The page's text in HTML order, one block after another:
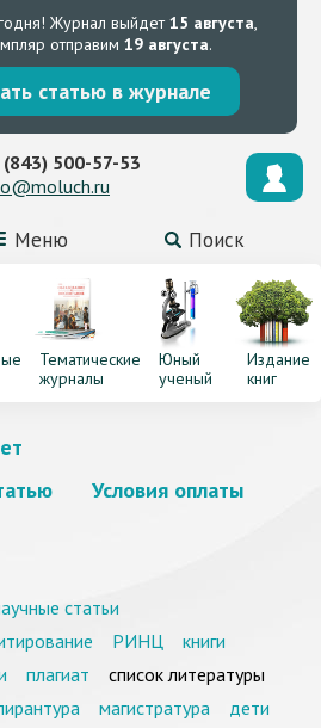
Журнал выйдет15 августа,
отправим 19 августа.
статью в журнале
Меню Поиск
(843) 500-57-53
Тематические
журналы
Юный
ученый
Издание
книг
Условия оплаты
статьи
РИНЦ
книги
плагиат
список литературы
магистратура
дети